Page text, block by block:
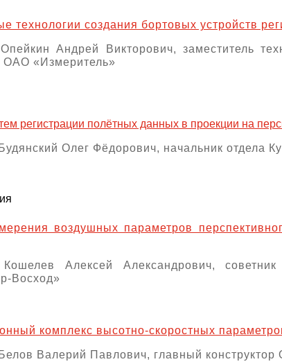
технологии создания бортовых устройств
Андрей Викторович, заместитель
ОАО «Измеритель»
регистрации полётных данных в проекции на
Олег Фёдорович, начальник отдела
воздушных параметров
Кошелев Алексей Александрович,
Восход»
комплекс высотно-скоростных
Валерий Павлович, главный